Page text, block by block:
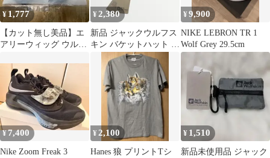
¥ 1,777
【カット無し美品】エ
アリーウィッグ ウルフ
ン2色セット
¥2,380
新品 ジャックウルフス
キン バケットハット コ
ーデュロイ グレー フリ
ーサイズ
¥9,900
NIKE LEBRON TR 1
Wolf Grey 29.5cm
¥7,400
Nike Zoom Freak 3
¥ 2,100
Hanes 狼 プリントTシ
¥ 1,510
新品未使用品 ジャック